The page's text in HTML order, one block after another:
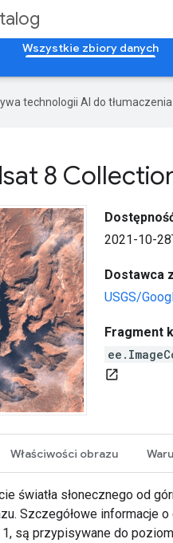
Wszystkie zbiory danych
technologii AI do
8
2021-10-
Dostawca
USGS/
Fragment
open_in_new
Właściwości obrazu
światła słonecznego od
Szczegółowe informacje
są przypisywane do